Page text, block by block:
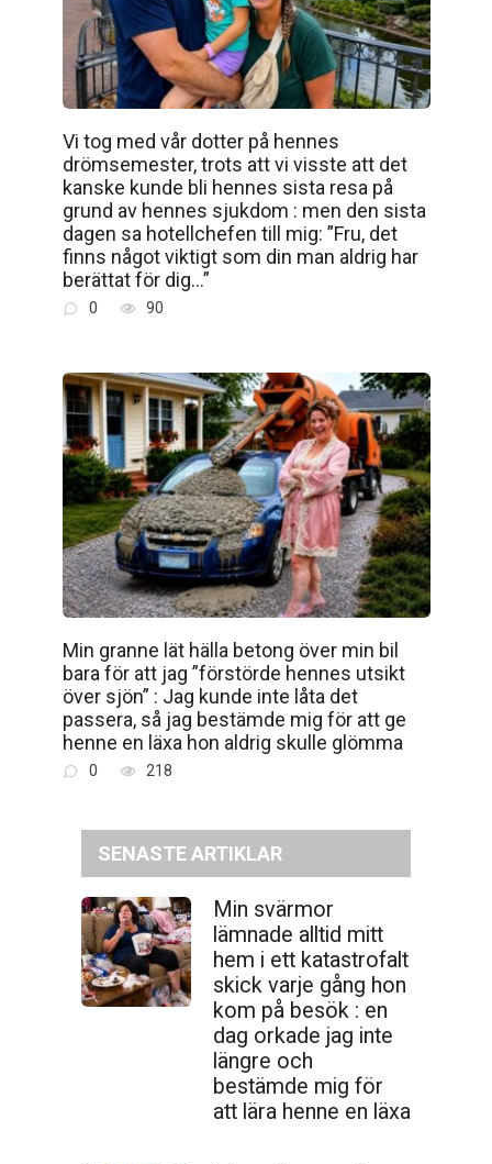
Vi tog med vår dotter på hennes
drömsemester, trots att vi visste att det
kanske kunde bli hennes sista resa på
grund av hennes sjukdom : men den sista
dagen sa hotellchefen till mig: ”Fru, det
finns något viktigt som din man aldrig har
berättat för dig…”
0 90
Min granne lät hälla betong över min bil
bara för att jag ”förstörde hennes utsikt
över sjön” : Jag kunde inte låta det
passera, så jag bestämde mig för att ge
henne en läxa hon aldrig skulle glömma
0 218
SENASTE ARTIKLAR
Min svärmor
lämnade alltid mitt
hem i ett katastrofalt
skick varje gång hon
kom på besök : en
dag orkade jag inte
längre och
bestämde mig för
att lära henne en läxa